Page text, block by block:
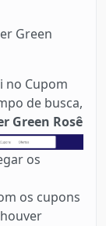
Green
no Cupom
de busca,
Green Rosê
os
os cupons